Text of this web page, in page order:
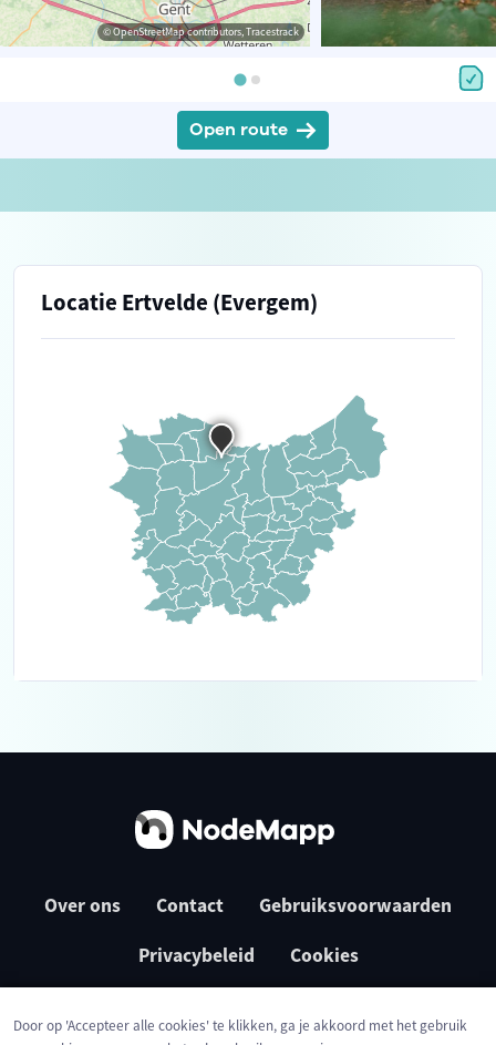
© OpenStreetMap contributors, Tracestrack
Open route
Locatie Ertvelde (Evergem)
Over ons Contact Gebruiksvoorwaarden
Privacybeleid Cookies
Door op 'Accepteer alle cookies' te klikken, ga je akkoord met het gebruik